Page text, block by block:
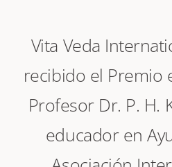
Vita Veda
recibido el Premio
Profesor Dr. P. H.